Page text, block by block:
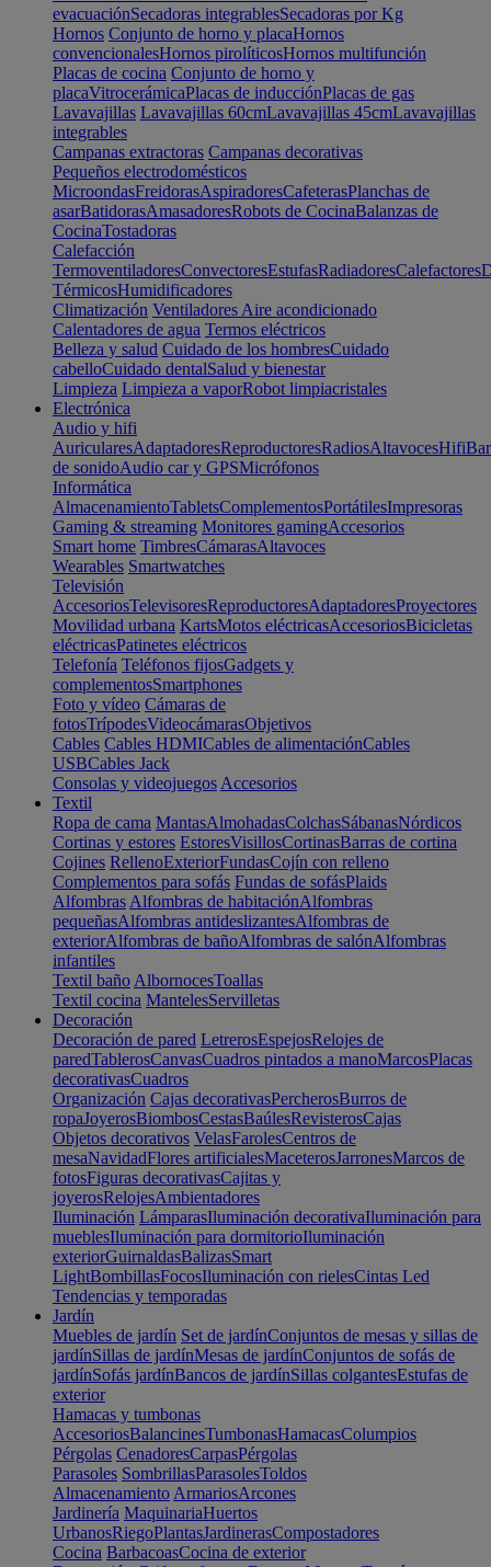
evacuaciónSecadoras integrablesSecadoras por Kg
Hornos Conjunto de horno y placaHornos
convencionalesHornos pirolíticosHornos multifunción
Placas de cocina Conjunto de horno y
placaVitrocerámicaPlacas de inducciónPlacas de gas
Lavavajillas Lavavajillas 60cmLavavajillas 45cmLavavajillas
integrables
Campanas extractoras Campanas decorativas
Pequeños electrodomésticos
MicroondasFreidorasAspiradoresCafeterasPlanchas de
asarBatidorasAmasadoresRobots de CocinaBalanzas de
CocinaTostadoras
Calefacción
TermoventiladoresConvectoresEstufasRadiadoresCalefactores
TérmicosHumidificadores
Climatización Ventiladores Aire acondicionado
Calentadores de agua Termos eléctricos
Belleza y salud Cuidado de los hombresCuidado
cabelloCuidado dentalSalud y bienestar
Limpieza Limpieza a vaporRobot limpiacristales
Electrónica
Audio y hifi
AuricularesAdaptadoresReproductoresRadiosAltavocesHifi
de sonidoAudio car y GPSMicrófonos
Informática
AlmacenamientoTabletsComplementosPortátilesImpresoras
Gaming & streaming Monitores gamingAccesorios
Smart home TimbresCámarasAltavoces
Wearables Smartwatches
Televisión
AccesoriosTelevisoresReproductoresAdaptadoresProyectores
Movilidad urbana KartsMotos eléctricasAccesoriosBicicletas
eléctricasPatinetes eléctricos
Telefonía Teléfonos fijosGadgets y
complementosSmartphones
Foto y vídeo Cámaras de
fotosTrípodesVideocámarasObjetivos
Cables Cables HDMICables de alimentaciónCables
USBCables Jack
Consolas y videojuegos Accesorios
Textil
Ropa de cama MantasAlmohadasColchasSábanasNórdicos
Cortinas y estores EstoresVisillosCortinasBarras de cortina
Cojines RellenoExteriorFundasCojín con relleno
Complementos para sofás Fundas de sofásPlaids
Alfombras Alfombras de habitaciónAlfombras
pequeñasAlfombras antideslizantesAlfombras de
exteriorAlfombras de bañoAlfombras de salónAlfombras
infantiles
Textil baño AlbornocesToallas
Textil cocina MantelesServilletas
Decoración
Decoración de pared LetrerosEspejosRelojes de
paredTablerosCanvasCuadros pintados a manoMarcosPlacas
decorativasCuadros
Organización Cajas decorativasPercherosBurros de
ropaJoyerosBiombosCestasBaúlesRevisterosCajas
Objetos decorativos VelasFarolesCentros de
mesaNavidadFlores artificialesMaceterosJarronesMarcos de
fotosFiguras decorativasCajitas y
joyerosRelojesAmbientadores
Iluminación LámparasIluminación decorativaIluminación para
mueblesIluminación para dormitorioIluminación
exteriorGuirnaldasBalizasSmart
LightBombillasFocosIluminación con rielesCintas Led
Tendencias y temporadas
Jardín
Muebles de jardín Set de jardínConjuntos de mesas y sillas de
jardínSillas de jardínMesas de jardínConjuntos de sofás de
jardínSofás jardínBancos de jardínSillas colgantesEstufas de
exterior
Hamacas y tumbonas
AccesoriosBalancinesTumbonasHamacasColumpios
Pérgolas CenadoresCarpasPérgolas
Parasoles SombrillasParasolesToldos
Almacenamiento ArmariosArcones
Jardinería MaquinariaHuertos
UrbanosRiegoPlantasJardinerasCompostadores
Cocina BarbacoasCocina de exterior